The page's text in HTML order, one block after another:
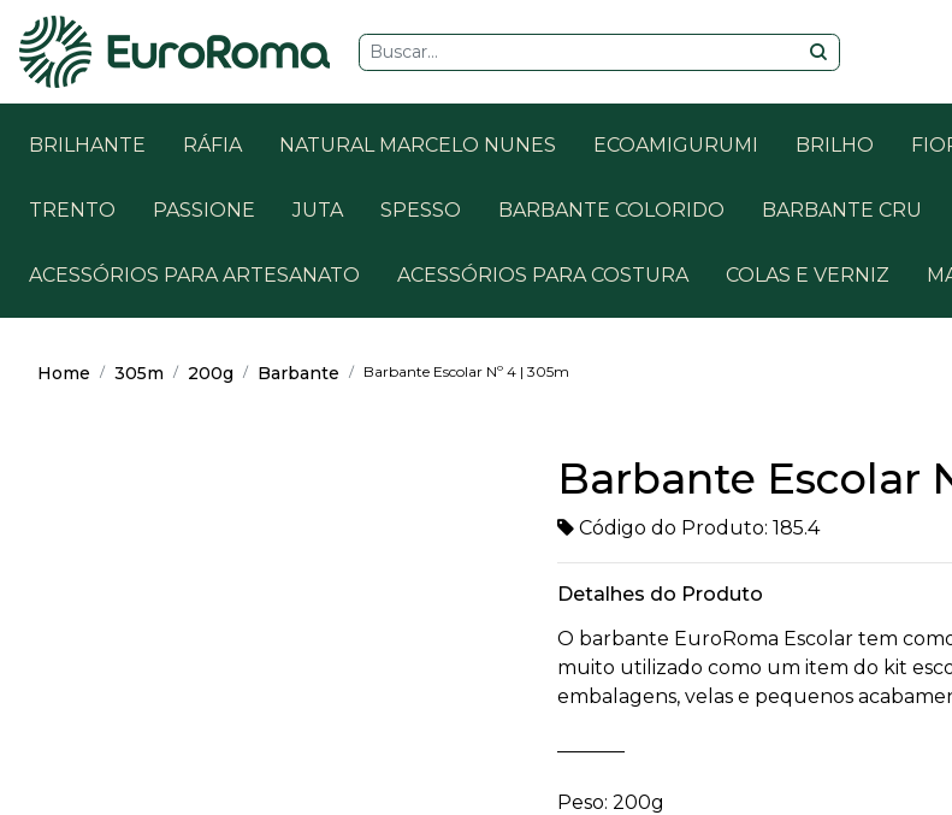
BRILHANTE RÁFIA NATURAL MARCELO NUNES ECOAMIGURUMI BRILHO
TRENTO PASSIONE JUTA SPESSO BARBANTE COLORIDO BARBANTE CRU
ACESSÓRIOS PARA ARTESANATO ACESSÓRIOS PARA COSTURA COLAS E VERNIZ
Home 305m 200g Barbante Barbante Escolar Nº 4 | 305m
Barbante Escolar
Código do Produto: 185.4
Detalhes do Produto
O barbante EuroRoma Escolar tem
muito utilizado como um item do kit
embalagens, velas e pequenos
Peso: 200g